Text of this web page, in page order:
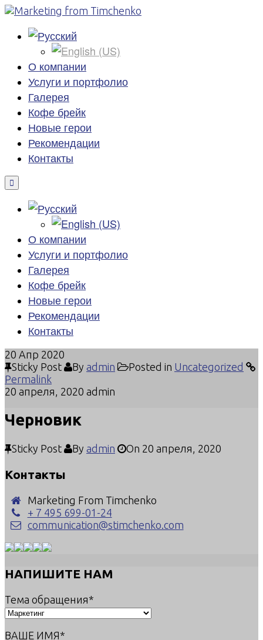
О компании
Услуги и портфолио
Галерея
Кофе брейк
Новые герои
Рекомендации
Контакты
О компании
Услуги и портфолио
Галерея
Кофе брейк
Новые герои
Рекомендации
Контакты
20 Апр 2020
Sticky Post
By admin Posted in Uncategorized
Permalink
20 апреля, 2020 admin
Черновик
Sticky Post By admin On 20 апреля, 2020
Контакты
Marketing From Timchenko
+ 7 495 699-01-24
communication@stimchenko.com
НАПИШИТЕ НАМ
Тема обращения*
ВАШЕ ИМЯ*